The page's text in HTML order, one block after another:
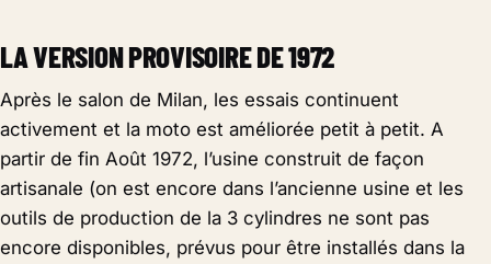
LA VERSION PROVISOIRE DE 1972
Après le salon de Milan, les essais continuent
activement et la moto est améliorée petit à petit. A
partir de fin Août 1972, l’usine construit de façon
artisanale (on est encore dans l’ancienne usine et les
outils de production de la 3 cylindres ne sont pas
encore disponibles, prévus pour être installés dans la